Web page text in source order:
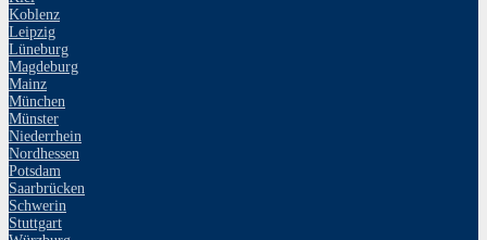
Koblenz
Leipzig
Lüneburg
Magdeburg
Mainz
München
Münster
Niederrhein
Nordhessen
Potsdam
Saarbrücken
Schwerin
Stuttgart